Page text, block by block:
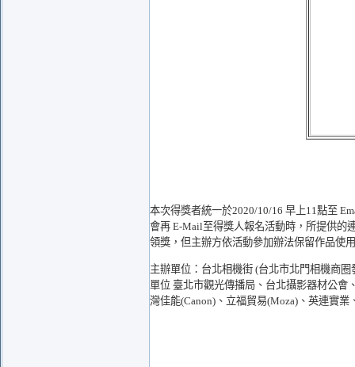
本次得獎者統一於2020/10/16 早上11點至
會再 E-Mail至得獎人報名活動時，所提供的
領獎，但主辦方依活動參加辦法保留作品使
主辦單位：台北相機街 (台北市北門相機商
單位 臺北市觀光傳播局、台北攝影器材公會
灣佳能(Canon)、 立福貿易(Moza) 、英連實